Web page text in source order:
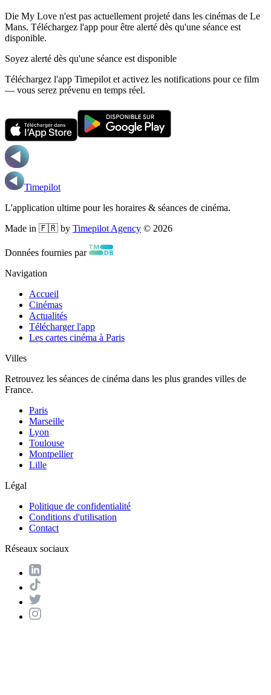
Die My Love n'est pas actuellement projeté dans les cinémas de Le
Mans. Téléchargez l'app pour être alerté dès qu'une séance est
disponible.
Soyez alerté dès qu'une séance est disponible
Téléchargez l'app Timepilot et activez les notifications pour ce film
— vous serez prévenu en temps réel.
Timepilot
L'application ultime pour les horaires & séances de cinéma.
Made in 🇫🇷 by Timepilot Agency © 2026
Données fournies par
Navigation
Accueil
Cinémas
Actualités
Télécharger l'app
Les cartes cinéma à Paris
Villes
Retrouvez les séances de cinéma dans les plus grandes villes de
France.
Paris
Marseille
Lyon
Toulouse
Montpellier
Lille
Légal
Politique de confidentialité
Conditions d'utilisation
Contact
Réseaux sociaux